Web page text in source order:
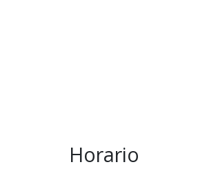
Horario